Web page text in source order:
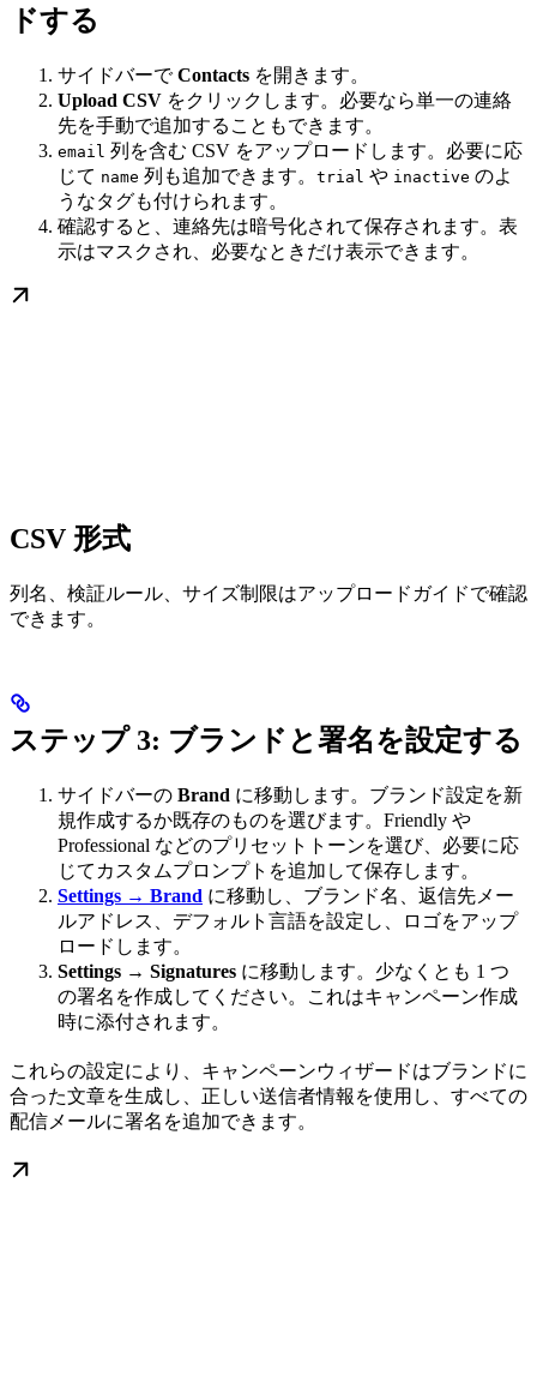
ドする
サイドバーでContacts を開きます。
Upload CSV をクリックします。必要なら単一の連絡
先を手動で追加することもできます。
email 列を含む CSV をアップロードします。必要に応
じて name 列も追加できます。 trial や inactive のよ
うなタグも付けられます。
確認すると、連絡先は暗号化されて保存されます。表
示はマスクされ、必要なときだけ表示できます。
CSV 形式
列名、検証ルール、サイズ制限はアップロードガイドで確認
できます。
ステップ 3: ブランドと署名を設定する
サイドバーの Brand に移動します。ブランド設定を新
規作成するか既存のものを選びます。Friendly や
Professional などのプリセットトーンを選び、必要に応
じてカスタムプロンプトを追加して保存します。
Settings → Brand に移動し、ブランド名、返信先メー
ルアドレス、デフォルト言語を設定し、ロゴをアップ
ロードします。
Settings → Signatures に移動します。少なくとも 1 つ
の署名を作成してください。これはキャンペーン作成
時に添付されます。
これらの設定により、キャンペーンウィザードはブランドに
合った文章を生成し、正しい送信者情報を使用し、すべての
配信メールに署名を追加できます。